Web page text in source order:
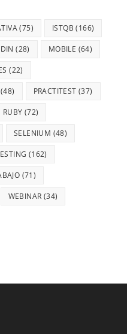
(75) ISTQB (166)
(28) MOBILE (64)
(22)
(48) PRACTITEST (37)
RUBY (72)
SELENIUM (48)
(162)
(71)
WEBINAR (34)